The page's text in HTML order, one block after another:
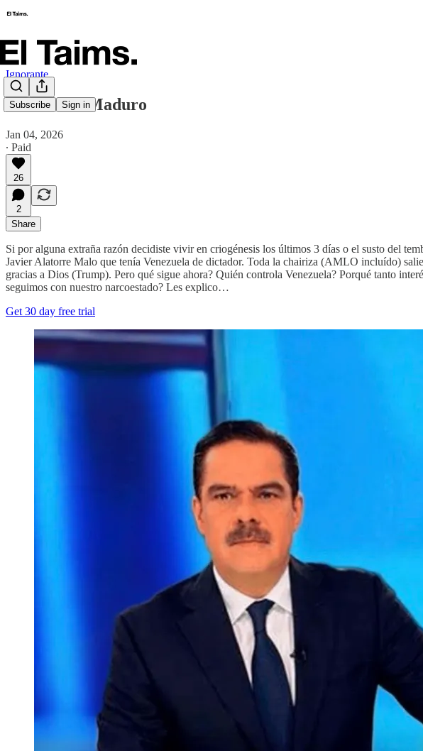
Subscribe Sign in
Ignorante
Má'duro a Maduro
Jan 04, 2026
∙ Paid
26
2
Share
Si por alguna extraña razón decidiste vivir en criogénesis los últimos 3 días o el susto del
Javier Alatorre Malo que tenía Venezuela de dictador. Toda la chairiza (AMLO incluído)
gracias a Dios (Trump). Pero qué sigue ahora? Quién controla Venezuela? Porqué tanto
seguimos con nuestro narcoestado? Les explico…
Get 30 day free trial